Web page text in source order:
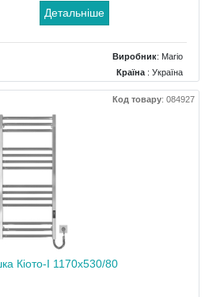
Детальніше
Виробник: Mario
Країна : Україна
Колір: Золото
Розміри: 420x85x660
Код товару: 084927
Кіото-I 1170x530/80